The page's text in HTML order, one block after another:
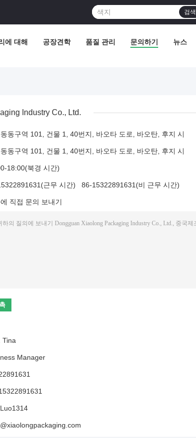
검색
에 대해 공장견학 품질 관리 문의하기 뉴스
Industry Co., Ltd.
동구역 101, 건물 1, 40번지, 바오타 도로, 바오탄, 후지 시
동구역 101, 건물 1, 40번지, 바오타 도로, 바오탄, 후지 시
18:00(북경 시간)
근무 시간) 86-15322891631(비 근무 시간)
직접 문의 보내기
Tina
Manager